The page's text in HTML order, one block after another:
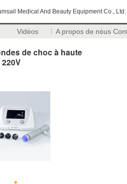
Medical And Beauty Equipment Co., Ltd.
Vidéos A propos de nous
de choc à haute